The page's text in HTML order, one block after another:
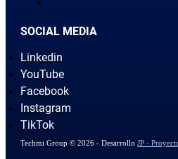
SOCIAL MEDIA
Linkedin
YouTube
Facebook
Instagram
TikTok
Techmi Group © 2026 - DesarrolloJP -